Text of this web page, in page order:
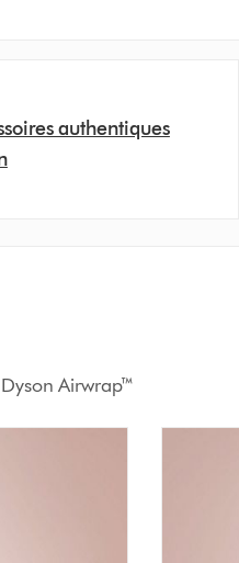
authentiques
Airwrap™